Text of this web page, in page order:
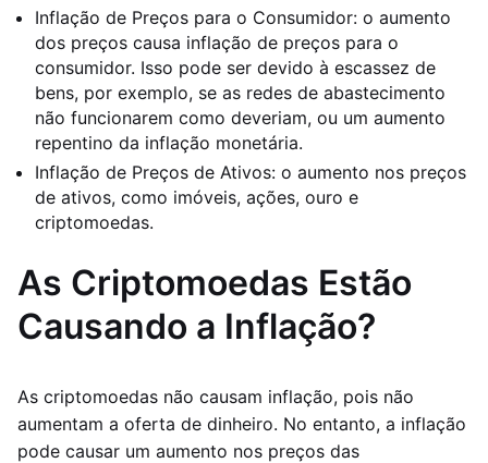
Inflação de Preços para o Consumidor: o aumento
dos preços causa inflação de preços para o
consumidor. Isso pode ser devido à escassez de
bens, por exemplo, se as redes de abastecimento
não funcionarem como deveriam, ou um aumento
repentino da inflação monetária.
Inflação de Preços de Ativos: o aumento nos preços
de ativos, como imóveis, ações, ouro e
criptomoedas.
As Criptomoedas Estão
Causando a Inflação?
As criptomoedas não causam inflação, pois não
aumentam a oferta de dinheiro. No entanto, a inflação
pode causar um aumento nos preços das